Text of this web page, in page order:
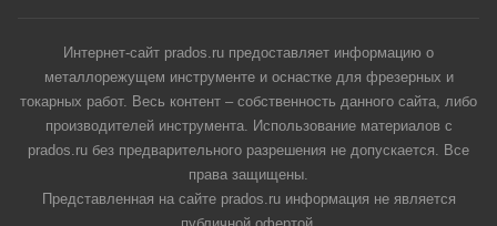
Интернет-сайт prados.ru предоставляет информацию о
металлорежущем инструменте и оснастке для фрезерных и
токарных работ. Весь контент – собственность данного сайта, либо
производителей инструмента. Использование материалов с
prados.ru без предварительного разрешения не допускается. Все
права защищены.
Представленная на сайте prados.ru информация не является